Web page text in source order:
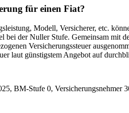
für einen Fiat?
Modell, Versicherer, etc.
bei der Nuller Stufe. Gemeinsam mit
Versicherungssteuer
laut günstigstem Angebot auf
BM-Stufe 0, Versicherungsnehmer